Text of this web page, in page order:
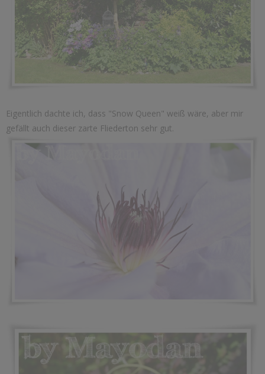
Eigentlich dachte ich, dass "Snow Queen" weiß wäre, aber mir
gefällt auch dieser zarte Fliederton sehr gut.